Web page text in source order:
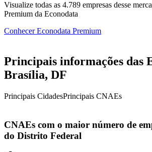
Visualize todas as 4.789 empresas desse
Premium da Econodata
Conhecer Econodata Premium
Principais informações das
Brasília, DF
Principais CidadesPrincipais CNAEs
CNAEs com o maior número de
do Distrito Federal